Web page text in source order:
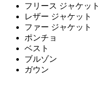
フリース ジャケット
レザー ジャケット
ファー ジャケット
ポンチョ
ベスト
ブルゾン
ガウン